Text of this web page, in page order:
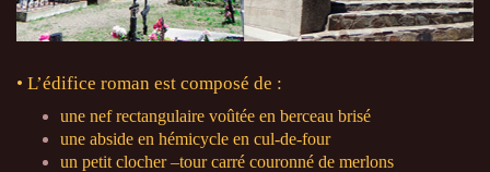
• L’édifice roman est composé de :
une nef rectangulaire voûtée en berceau brisé
une abside en hémicycle en cul-de-four
un petit clocher –tour carré couronné de merlons